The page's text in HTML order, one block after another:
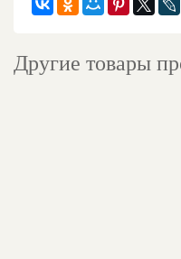
Другие товары